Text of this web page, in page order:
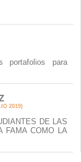
portafolios para
2019)
DE LAS
FAMA COMO LA